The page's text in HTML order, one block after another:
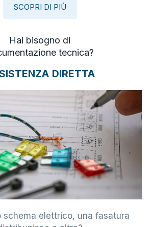
SCOPRI DI PIÙ
Hai bisogno di
tecnica?
DIRETTA
schema elettrico, una fasatura